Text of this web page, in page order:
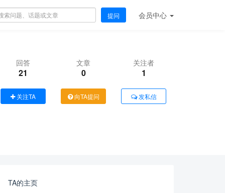
提问 会员中心
回答
21
文章
0
关注者
1
关注TA 向TA提问 发私信
TA的主页